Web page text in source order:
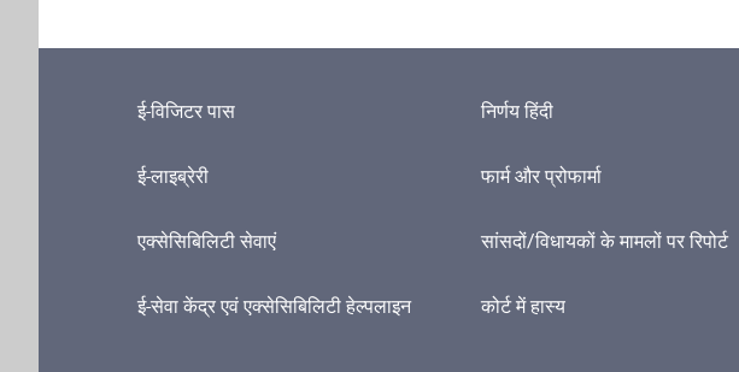
ई-विजिटर पास
ई-लाइब्रेरी
एक्सेसिबिलिटी सेवाएं
ई-सेवा केंद्र एवं एक्सेसिबिलिटी हेल्पलाइन
निर्णय हिंदी
फार्म और प्रोफार्मा
सांसदों/विधायकों के मामलों पर रिपोर्ट
कोर्ट में हास्य